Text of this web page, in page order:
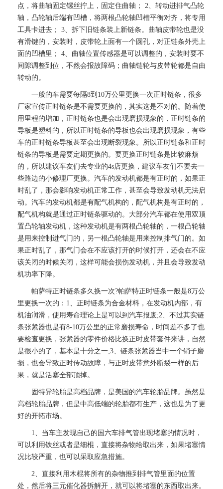
点，将曲轴固定镙丝拧上，固定住曲轴； 2、转动进排气凸轮
轴，凸轮轴后端有凹槽，将两根凸轮轴凹槽平衡对齐，将专用
工具卡进去； 3、拆下旧链条装上新链条。曲轴皮带轮也是没
有滑键的，安装时，皮带轮上面有一个圆孔，对正链条外壳上
面的凹槽里； 4、曲轴位置传感器是可以调整的，安装时要不
间隙调整到位，不然会报故障码；曲轴链轮与皮带轮都是自由
转动的。
一般的车需要每隔8到10万公里更换一次正时链条，很多
厂家宣传正时链条是不需要更换的，其实这是不对的。随着使
用里程的增加，正时链条也是会出现磨损现象的，正时链条的
导板是塑料的，所以正时链条的导板也会出现磨损现象，有些
车的正时链条导板甚至会出现断裂现象。所以正时链条和正时
链条的导板是需要定期更换的。要更换正时链条是比较麻烦
的，所以建议车友们去专业的4s店更换，建议车友们不要去一
些路边的小修理厂更换。汽车的发动机都是有正时的，如果正
时乱了，那会影响发动机正常工作，甚至会导致发动机无法启
动。汽车的发动机都是有配气机构的，配气机构是有正时的，
配气机构就是通过正时链条驱动的。大部分汽车都在使用双顶
置凸轮轴发动机，这种发动机是有两根凸轮轴的，一根凸轮轴
是用来控制进气门的，另一根凸轮轴是用来控制排气门的。如
果正时乱了，那气门会在不应该打开的时候打开，还会在不应
该关闭的时候关闭，这样可能会损伤发动机，并且会导致发动
机功率下降。
帕萨特正时链条多久换一次?帕萨特正时链条一般是8万公
里更换一次的：1、正时链条为合金材料，在发动机内部，有
机油润滑，使用寿命理论上是可以到汽车报废;2、不过其实链
条张紧器也是有8-10万公里的正常磨损寿命，时间差不多了也
要检查更换，张紧器的零件价格比换正时皮带套件来讲，自然
是很小的了，基本是十分之一;3、链条张紧器当中一个销子磨
损，也会导致正时传动故障，与正时皮带意外断裂一样的后
果，就是活塞全部顶掉。
固特异轮胎是高档品牌，是美国的汽车轮胎品牌。虽然是
高档轮胎品牌，但是中高低端的轮胎都有生产，这也是为了更
好的开拓市场。
1、当车主发现自己的国六车排气管出现堵塞的情况时，
可以利用铁丝或者是细棍，直接将杂物给取出来，如果堵塞情
况比较严重，也可以采取应急措施。
2、直接利用木棍将所有的杂物推到排气管里面的位置
处，然后将三元催化器拆解开，就可以将堵塞的东西取出来。